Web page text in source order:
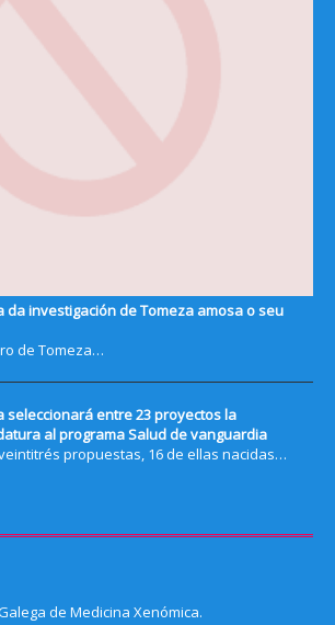
da investigación de Tomeza amosa o seu
de Tomeza…
seleccionará entre 23 proyectos la
al programa Salud de vanguardia
propuestas, 16 de ellas nacidas…
de Medicina Xenómica.